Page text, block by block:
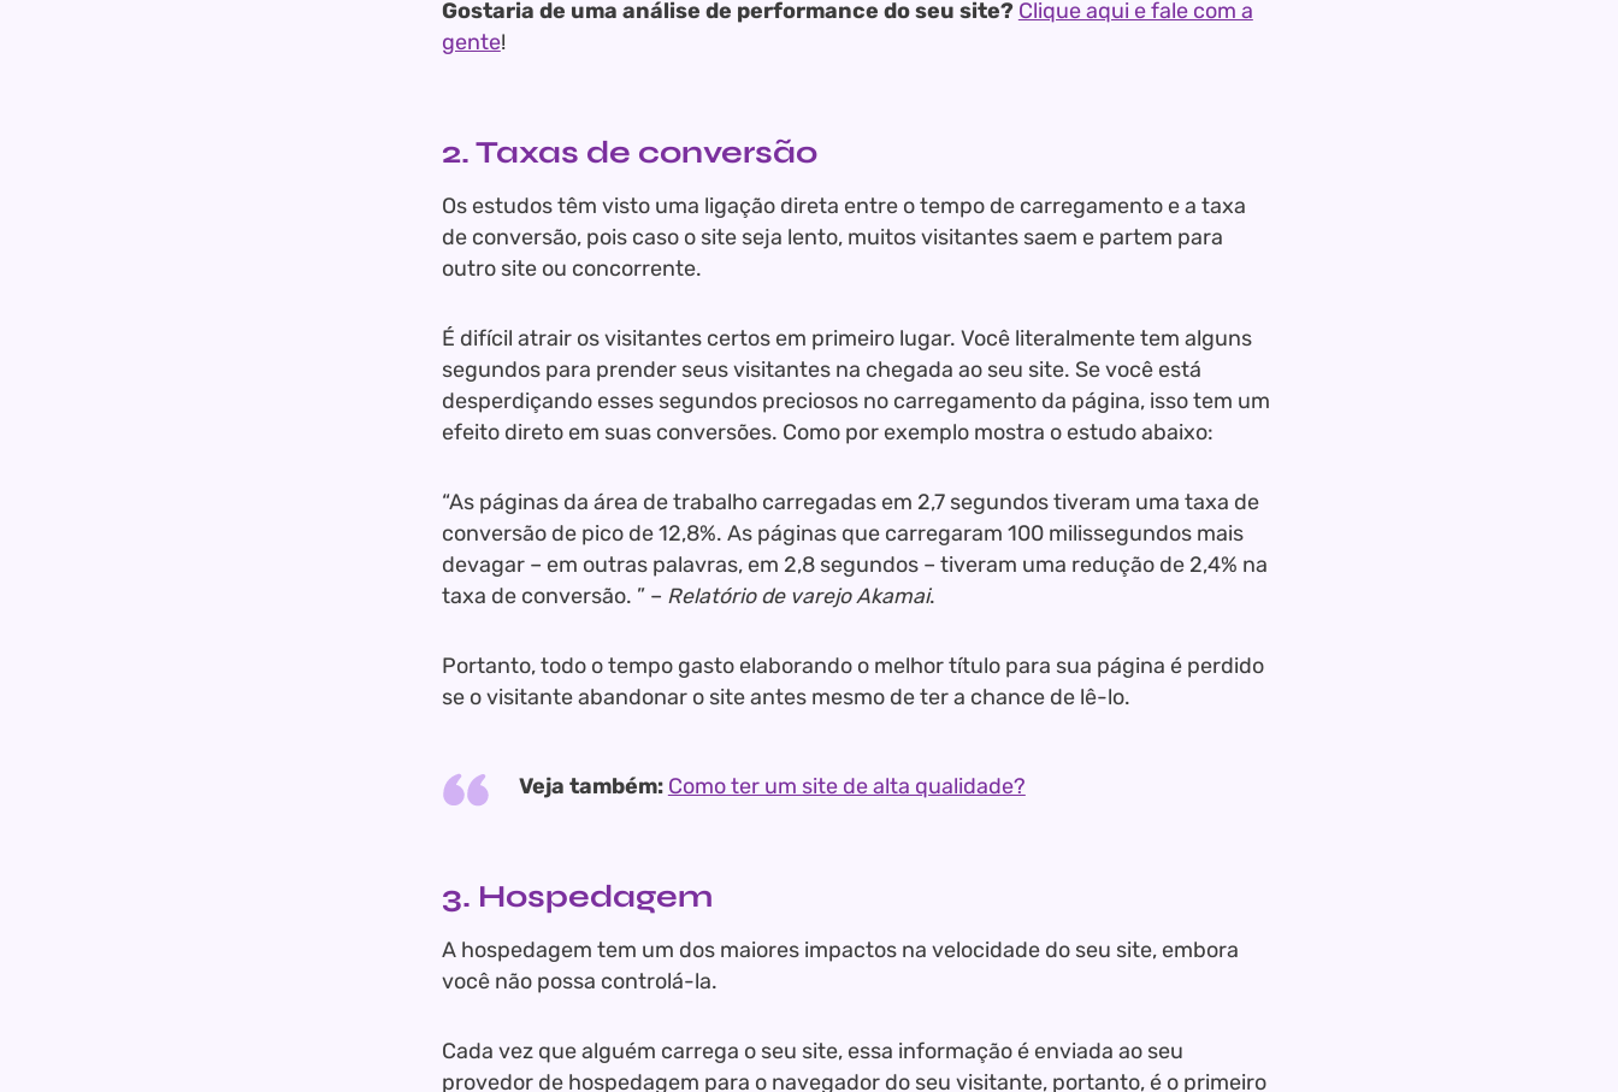
Gostaria de uma análise de performance do seu site? Clique aqui e fale com a
gente!
2. Taxas de conversão
Os estudos têm visto uma ligação direta entre o tempo de carregamento e a taxa
de conversão, pois caso o site seja lento, muitos visitantes saem e partem para
outro site ou concorrente.
É difícil atrair os visitantes certos em primeiro lugar. Você literalmente tem alguns
segundos para prender seus visitantes na chegada ao seu site. Se você está
desperdiçando esses segundos preciosos no carregamento da página, isso tem um
efeito direto em suas conversões. Como por exemplo mostra o estudo abaixo:
“As páginas da área de trabalho carregadas em 2,7 segundos tiveram uma taxa de
conversão de pico de 12,8%. As páginas que carregaram 100 milissegundos mais
devagar – em outras palavras, em 2,8 segundos – tiveram uma redução de 2,4% na
taxa de conversão. ” – Relatório de varejo Akamai.
Portanto, todo o tempo gasto elaborando o melhor título para sua página é perdido
se o visitante abandonar o site antes mesmo de ter a chance de lê-lo.
Veja também: Como ter um site de alta qualidade?
3. Hospedagem
A hospedagem tem um dos maiores impactos na velocidade do seu site, embora
você não possa controlá-la.
Cada vez que alguém carrega o seu site, essa informação é enviada ao seu
provedor de hospedagem para o navegador do seu visitante, portanto, é o primeiro